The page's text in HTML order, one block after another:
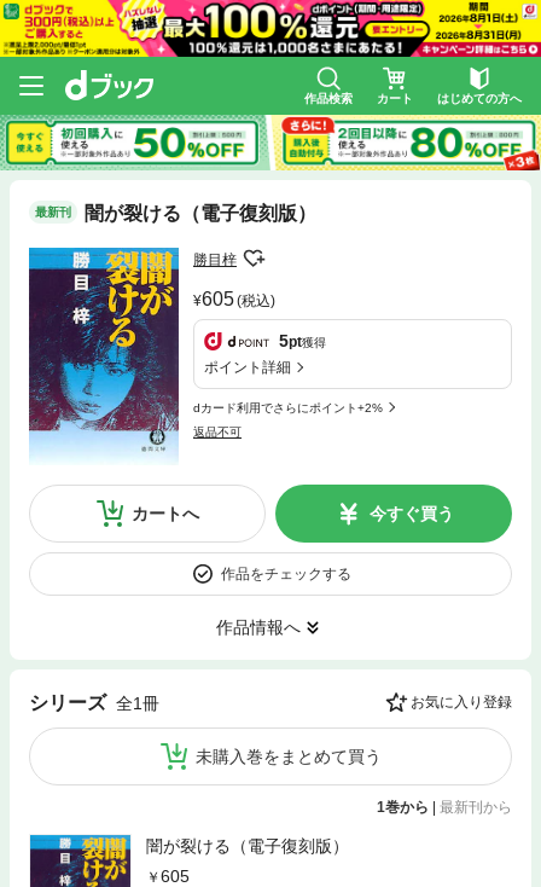
作品検索 カート はじめての方へ
最新刊 闇が裂ける（電子復刻版）
勝目梓
605(税込)
5pt獲得
ポイント詳細
dカード利用でさらにポイント+2%
返品不可
カートへ 今すぐ買う
作品をチェックする
作品情報へ
シリーズ 全1冊 お気に入り登録
未購入巻をまとめて買う
1巻から | 最新刊から
闇が裂ける（電子復刻版）
605